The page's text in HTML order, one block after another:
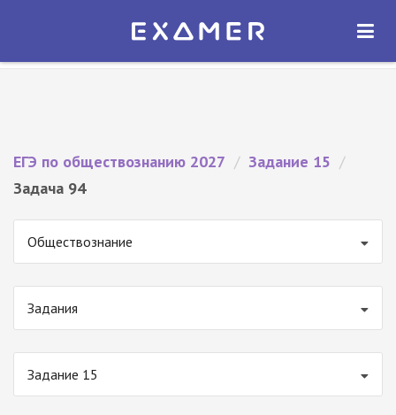
Экзамер — ЕГЭ 2027
ОТКРЫТЬ
ЕГЭ по обществознанию 2027 / Задание 15 /
Задача 94
Обществознание
Задания
Задание 15